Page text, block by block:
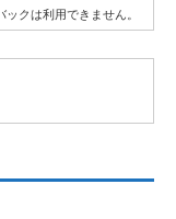
ックは利用できません。